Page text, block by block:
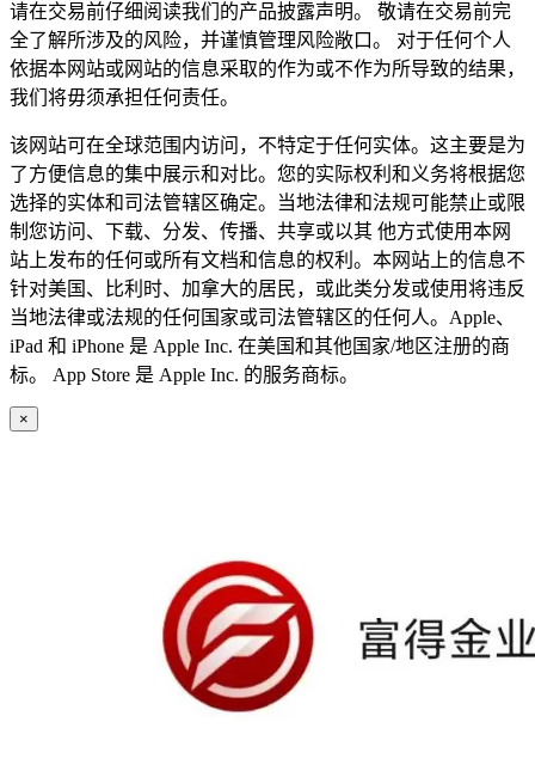
请在交易前仔细阅读我们的产品披露声明。 敬请在交易前完
全了解所涉及的风险，并谨慎管理风险敞口。 对于任何个人
依据本网站或网站的信息采取的作为或不作为所导致的结果，
我们将毋须承担任何责任。
该网站可在全球范围内访问，不特定于任何实体。这主要是为
了方便信息的集中展示和对比。您的实际权利和义务将根据您
选择的实体和司法管辖区确定。当地法律和法规可能禁止或限
制您访问、下载、分发、传播、共享或以其 他方式使用本网
站上发布的任何或所有文档和信息的权利。本网站上的信息不
针对美国、比利时、加拿大的居民，或此类分发或使用将违反
当地法律或法规的任何国家或司法管辖区的任何人。Apple、
iPad 和 iPhone 是 Apple Inc. 在美国和其他国家/地区注册的商
标。 App Store 是 Apple Inc. 的服务商标。
×